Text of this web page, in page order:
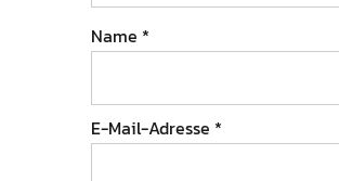
Name *
E-Mail-Adresse *